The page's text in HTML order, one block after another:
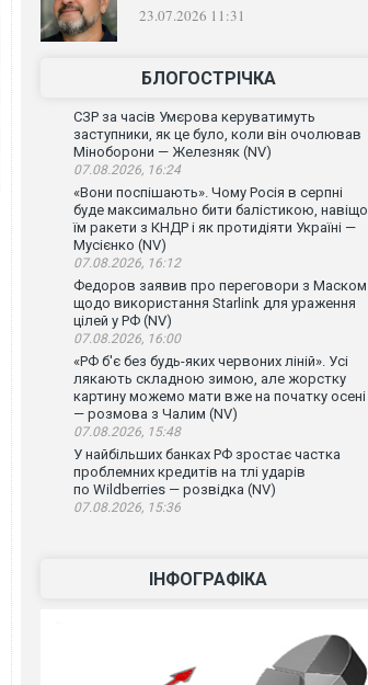
23.07.2026 11:31
БЛОГОСТРІЧКА
СЗР за часів Умєрова керуватимуть
заступники, як це було, коли він очолював
Міноборони — Железняк (NV)
07.08.2026, 16:24
«Вони поспішають». Чому Росія в серпні
буде максимально бити балістикою, навіщо
їм ракети з КНДР і як протидіяти Україні —
Мусієнко (NV)
07.08.2026, 16:12
Федоров заявив про переговори з Маском
щодо використання Starlink для ураження
цілей у РФ (NV)
07.08.2026, 16:00
«РФ б'є без будь-яких червоних ліній». Усі
лякають складною зимою, але жорстку
картину можемо мати вже на початку осені
— розмова з Чалим (NV)
07.08.2026, 15:48
У найбільших банках РФ зростає частка
проблемних кредитів на тлі ударів
по Wildberries — розвідка (NV)
07.08.2026, 15:36
ІНФОГРАФІКА